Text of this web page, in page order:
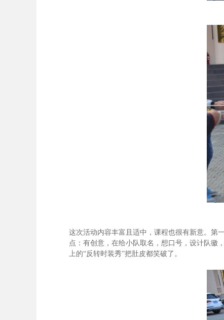
这次活动内容丰富且适中，课程也很有新意。第
点：有创意，在给小队取名，想口号，设计队徽
上的“反转时装秀”把肚皮都笑破了。